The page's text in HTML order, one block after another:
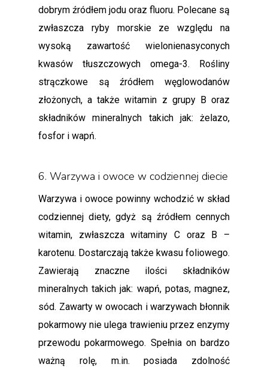
dobrym źródłem jodu oraz fluoru. Polecane są
zwłaszcza ryby morskie ze względu na
wysoką zawartość wielonienasyconych
kwasów tłuszczowych omega-3. Rośliny
strączkowe są źródłem węglowodanów
złożonych, a także witamin z grupy B oraz
składników mineralnych takich jak: żelazo,
fosfor i wapń.
6. Warzywa i owoce w codziennej diecie
Warzywa i owoce powinny wchodzić w skład
codziennej diety, gdyż są źródłem cennych
witamin, zwłaszcza witaminy C oraz B –
karotenu. Dostarczają także kwasu foliowego.
Zawierają znaczne ilości składników
mineralnych takich jak: wapń, potas, magnez,
sód. Zawarty w owocach i warzywach błonnik
pokarmowy nie ulega trawieniu przez enzymy
przewodu pokarmowego. Spełnia on bardzo
ważną rolę, m.in. posiada zdolność